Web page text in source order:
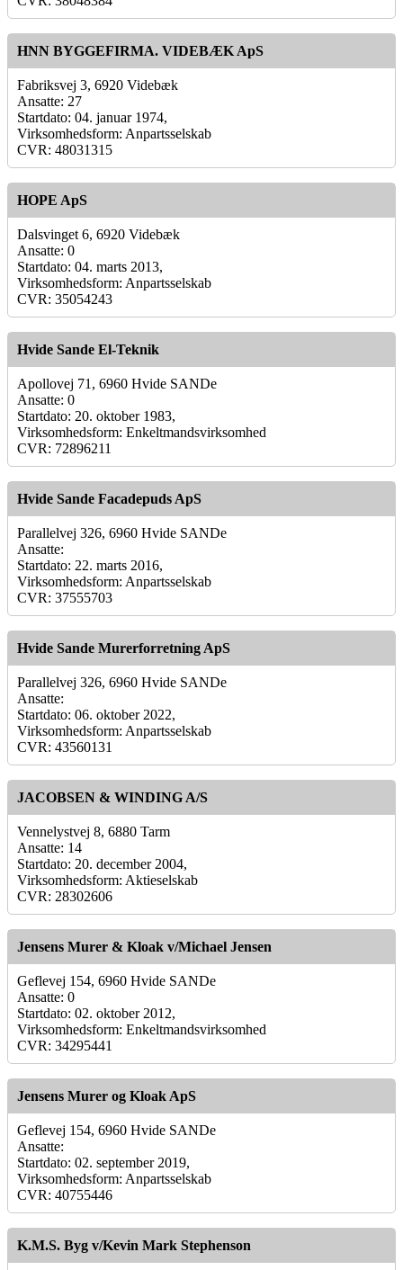
HNN BYGGEFIRMA. VIDEBÆK ApS
Fabriksvej 3, 6920 Videbæk
Ansatte: 27
Startdato: 04. januar 1974,
Virksomhedsform: Anpartsselskab
CVR: 48031315
HOPE ApS
Dalsvinget 6, 6920 Videbæk
Ansatte: 0
Startdato: 04. marts 2013,
Virksomhedsform: Anpartsselskab
CVR: 35054243
Hvide Sande El-Teknik
Apollovej 71, 6960 Hvide SANDe
Ansatte: 0
Startdato: 20. oktober 1983,
Virksomhedsform: Enkeltmandsvirksomhed
CVR: 72896211
Hvide Sande Facadepuds ApS
Parallelvej 326, 6960 Hvide SANDe
Ansatte:
Startdato: 22. marts 2016,
Virksomhedsform: Anpartsselskab
CVR: 37555703
Hvide Sande Murerforretning ApS
Parallelvej 326, 6960 Hvide SANDe
Ansatte:
Startdato: 06. oktober 2022,
Virksomhedsform: Anpartsselskab
CVR: 43560131
JACOBSEN & WINDING A/S
Vennelystvej 8, 6880 Tarm
Ansatte: 14
Startdato: 20. december 2004,
Virksomhedsform: Aktieselskab
CVR: 28302606
Jensens Murer & Kloak v/Michael Jensen
Geflevej 154, 6960 Hvide SANDe
Ansatte: 0
Startdato: 02. oktober 2012,
Virksomhedsform: Enkeltmandsvirksomhed
CVR: 34295441
Jensens Murer og Kloak ApS
Geflevej 154, 6960 Hvide SANDe
Ansatte:
Startdato: 02. september 2019,
Virksomhedsform: Anpartsselskab
CVR: 40755446
K.M.S. Byg v/Kevin Mark Stephenson